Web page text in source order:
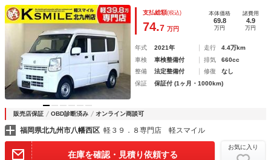
カメラ ＥＴＣ 衝突軽減ブレーキ 横滑り防止装置 車線逸
脱防止装置 障害物センサー 前席パワーウインド 電動格納
ミラー キーレスエントリー
支払総額(税込)
74.7 万円
本体価格
69.8
万円
諸費用
4.9
万円
年式 2021年 走行
4.4万km
車検
車検整備付 排気
660cc
整備
法定整備付 修復
なし
保証
保証付 (1ヶ月・1000km)
販売店保証 OBD診断済み オンライン商談可
福岡県北九州市八幡西区 軽３９．８専門店 軽スマイル
在庫を確認・見積り依頼する
お気に入り